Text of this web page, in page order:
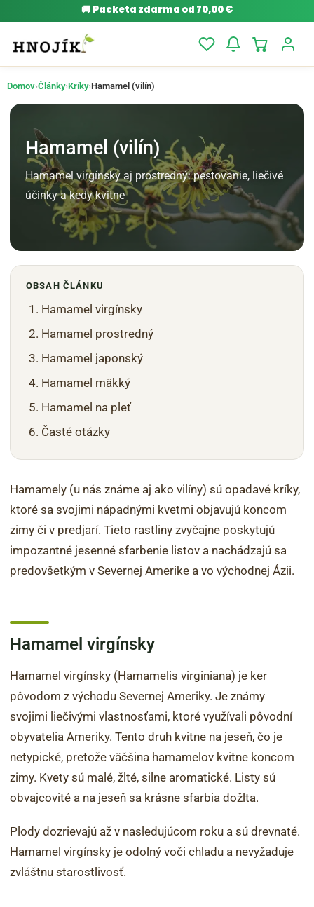
🚚 Packeta zdarma od 70,00 €
Domov›Články›Kríky›Hamamel (vilín)
Hamamel (vilín)
Hamamel virgínsky aj prostredný: pestovanie, liečivé
účinky a kedy kvitne
OBSAH ČLÁNKU
Hamamel virgínsky
Hamamel prostredný
Hamamel japonský
Hamamel mäkký
Hamamel na pleť
Časté otázky
Hamamely (u nás známe aj ako vilíny) sú opadavé kríky,
ktoré sa svojimi nápadnými kvetmi objavujú koncom
zimy či v predjarí. Tieto rastliny zvyčajne poskytujú
impozantné jesenné sfarbenie listov a nachádzajú sa
predovšetkým v Severnej Amerike a vo východnej Ázii.
Hamamel virgínsky
Hamamel virgínsky (Hamamelis virginiana) je ker
pôvodom z východu Severnej Ameriky. Je známy
svojimi liečivými vlastnosťami, ktoré využívali pôvodní
obyvatelia Ameriky. Tento druh kvitne na jeseň, čo je
netypické, pretože väčšina hamamelov kvitne koncom
zimy. Kvety sú malé, žlté, silne aromatické. Listy sú
obvajcovité a na jeseň sa krásne sfarbia dožlta.
Plody dozrievajú až v nasledujúcom roku a sú drevnaté.
Hamamel virgínsky je odolný voči chladu a nevyžaduje
zvláštnu starostlivosť.